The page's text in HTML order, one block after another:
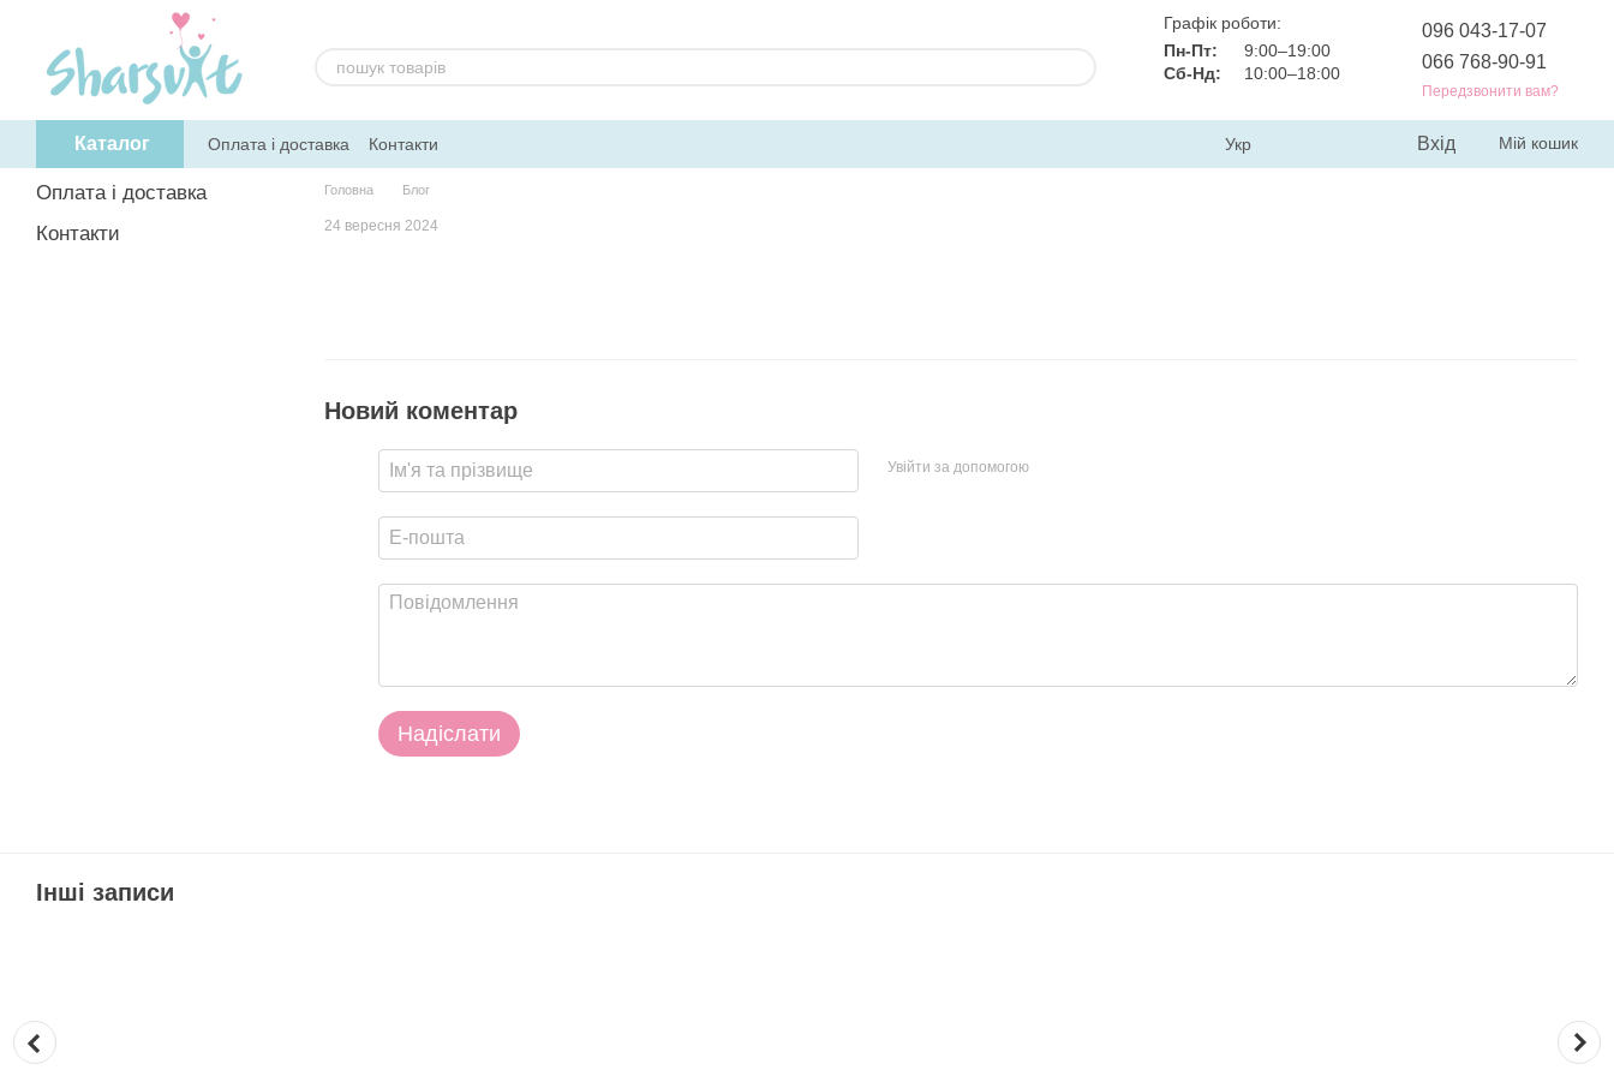
Перейти до основного контенту
Графік роботи:
Пн-Пт:
9:00–19:00
Сб-Нд:
10:00–18:00
096 043-17-07
066 768-90-91
Передзвонити вам?
Каталог Оплата і доставка Контакти Укр Вхід Мій кошик
Головна Блог
24 вересня 2024
Новий коментар
Увійти за допомогою
Надіслати
Оплата і доставка
Контакти
Інші записи